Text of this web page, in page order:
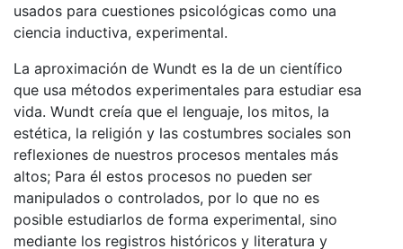
usados para cuestiones psicológicas como una
ciencia inductiva, experimental.
La aproximación de Wundt es la de un científico
que usa métodos experimentales para estudiar esa
vida. Wundt creía que el lenguaje, los mitos, la
estética, la religión y las costumbres sociales son
reflexiones de nuestros procesos mentales más
altos; Para él estos procesos no pueden ser
manipulados o controlados, por lo que no es
posible estudiarlos de forma experimental, sino
mediante los registros históricos y literatura y